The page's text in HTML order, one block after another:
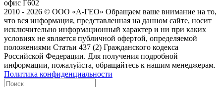
офис Г602
2010 - 2026 © ООО «А-ГЕО» Обращаем ваше внимание на то,
что вся информация, представленная на данном сайте, носит
исключительно информационный характер и ни при каких
условиях не является публичной офертой, определяемой
положениями Статьи 437 (2) Гражданского кодекса
Российской Федерации. Для получения подробной
информации, пожалуйста, обращайтесь к нашим менеджерам.
Политика конфиденциальности